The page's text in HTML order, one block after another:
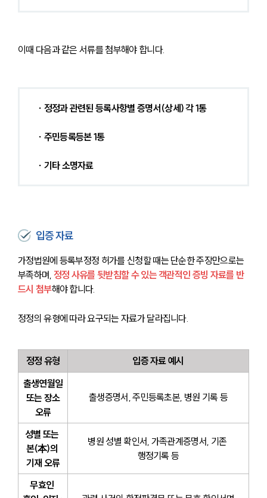
이때 다음과 같은 서류를 첨부해야 합니다.
∙ 정정과 관련된 등록사항별 증명서(상세) 각 1통
∙ 주민등록등본 1통
∙ 기타 소명자료
입증 자료
가정법원에 등록부정정 허가를 신청할 때는 단순한 주장만으로는
부족하며, 정정 사유를 뒷받침할 수 있는 객관적인 증빙 자료를 반
드시 첨부해야 합니다.
정정의 유형에 따라 요구되는 자료가 달라집니다.
정정 유형
입증 자료 예시
출생연월일
또는 장소
오류
출생증명서, 주민등록초본, 병원 기록 등
성별 또는
본(本)의
기재 오류
병원 성별 확인서, 가족관계증명서, 기존
행정기록 등
무효인